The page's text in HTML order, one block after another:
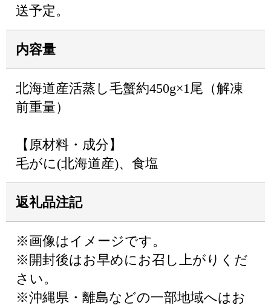
送予定。
内容量
北海道産活蒸し毛蟹約450g×1尾（解凍
前重量）
【原材料・成分】
毛がに(北海道産)、食塩
返礼品注記
※画像はイメージです。
※開封後はお早めにお召し上がりくだ
さい。
※沖縄県・離島などの一部地域へはお